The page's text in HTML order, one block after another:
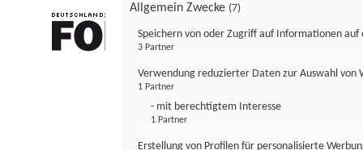
Allgemein Zwecke (7)
Speichern von oder Zugriff auf Informationen auf
3 Partner
Verwendung reduzierter Daten zur Auswahl von
1 Partner
- mit berechtigtem Interesse
1 Partner
Erstellung von Profilen für personalisierte
FONDS professionell